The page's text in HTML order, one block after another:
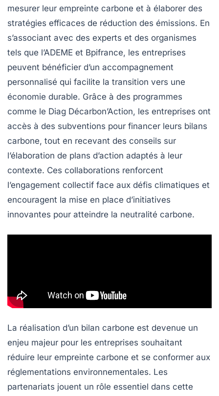
mesurer leur empreinte carbone et à élaborer des
stratégies efficaces de réduction des émissions. En
s’associant avec des experts et des organismes
tels que l’ADEME et Bpifrance, les entreprises
peuvent bénéficier d’un accompagnement
personnalisé qui facilite la transition vers une
économie durable. Grâce à des programmes
comme le Diag Décarbon’Action, les entreprises ont
accès à des subventions pour financer leurs bilans
carbone, tout en recevant des conseils sur
l’élaboration de plans d’action adaptés à leur
contexte. Ces collaborations renforcent
l’engagement collectif face aux défis climatiques et
encouragent la mise en place d’initiatives
innovantes pour atteindre la neutralité carbone.
La réalisation d’un bilan carbone est devenue un
enjeu majeur pour les entreprises souhaitant
réduire leur empreinte carbone et se conformer aux
réglementations environnementales. Les
partenariats jouent un rôle essentiel dans cette